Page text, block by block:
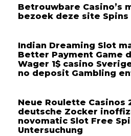
Betrouwbare Casino’s
bezoek deze site
Indian Dreaming Slot
Better Payment Game
Wager 1$ casino
no deposit Gambling
Neue Roulette Casinos
deutsche Zocker
novomatic Slot Free
Untersuchung